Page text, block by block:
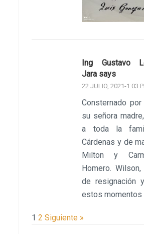
Ing Gustavo
Jara says
22 JULIO, 2021-1:03
Consternado
su señora
a toda la
Cárdenas y de
Milton y
Homero.
de resignación
estos momentos
1 2 Siguiente »